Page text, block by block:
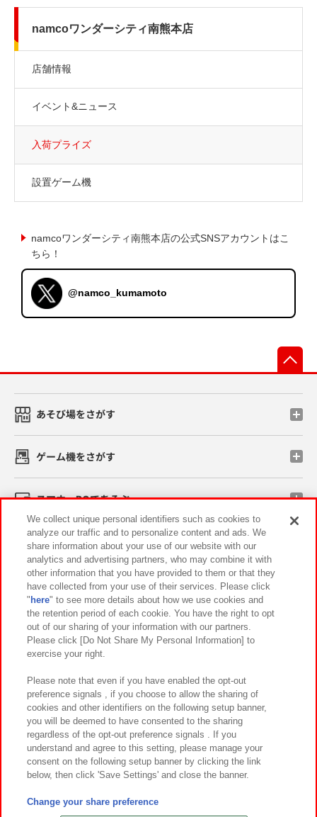
namcoワンダーシティ南熊本店
店舗情報
イベント&ニュース
入荷プライズ
設置ゲーム機
namcoワンダーシティ南熊本店の公式SNSアカウントはこ
ちら！
@namco_kumamoto
あそび場をさがす
ゲーム機をさがす
スマホ・PCであそぶ
イベント・キャンペーン
関連会社 サステナビリティ サイトポリシー
プライバシーポリシー ウェブアクセシビリティ方針と検証結果
お取引先さまとともに
カスタマーハラスメント対応方針 よくあるご質問・お問い合わせ
©Bandai Namco Amusement Inc.
©Bandai Namco Amusement Lab Inc.
We collect unique personal identifiers such as cookies to
analyze our traffic and to personalize content and ads. We
share information about your use of our website with our
analytics and advertising partners, who may combine it with
other information that you have provided to them or that they
have collected from your use of their services. Please click
" here" to see more details about how we use cookies and
the retention period of each cookie. You have the right to opt
out of our sharing of your information with our partners.
Please click [Do Not Share My Personal Information] to
exercise your right.
Please note that even if you have enabled the opt-out
preference signals , if you choose to allow the sharing of
cookies and other identifiers on the following setup banner,
you will be deemed to have consented to the sharing
regardless of the opt-out preference signals . If you
understand and agree to this setting, please manage your
consent on the following setup banner by clicking the link
below, then click 'Save Settings' and close the banner.
Change your share preference